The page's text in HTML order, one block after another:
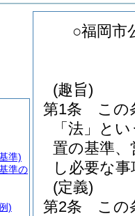
○福岡市
(趣旨)
第1条
この
「法」と
置の基準
し必要な
(定義)
第2条
この
準)
準の
)